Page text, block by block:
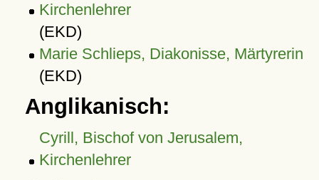
Kirchenlehrer
(EKD)
Marie Schlieps, Diakonisse, Märtyrerin
(EKD)
Anglikanisch:
Cyrill, Bischof von Jerusalem,
Kirchenlehrer